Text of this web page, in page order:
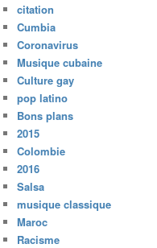
citation
Cumbia
Coronavirus
Musique cubaine
Culture gay
pop latino
Bons plans
2015
Colombie
2016
Salsa
musique classique
Maroc
Racisme